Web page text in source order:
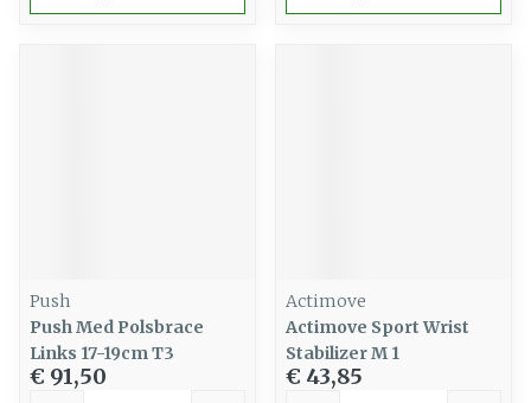
Push
Push Med Polsbrace
Links 17-19cm T3
€ 91,50
Actimove
Actimove Sport Wrist
Stabilizer M 1
€ 43,85